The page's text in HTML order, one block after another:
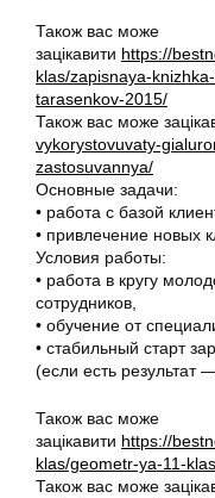
Також вас може
зацікавити https://
klas/zapisnaya-
tarasenkov-2015/
Також вас може
vykorystovuvaty-
zastosuvannya/
Основные задачи:
• работа с базой
• привлечение новых
Условия работы:
• работа в кругу
сотрудников,
• обучение от
• стабильный старт
(если есть
Також вас може
зацікавити https://
klas/geometr-ya-11-
Також вас може